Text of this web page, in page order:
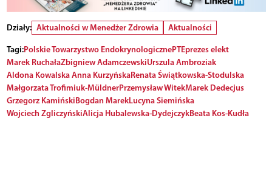
Działy: Aktualności w Menedżer Zdrowia
Aktualności
Tagi:Polskie Towarzystwo EndokrynologicznePTEprezes elekt
Marek RuchałaZbigniew AdamczewskiUrszula Ambroziak
Aldona KowalskaAnna KurzyńskaRenata Świątkowska-Stodulska
Małgorzata Trofimiuk-MüldnerPrzemysław WitekMarek Dedecjus
Grzegorz KamińskiBogdan MarekLucyna Siemińska
Wojciech ZgliczyńskiAlicja Hubalewska-DydejczykBeata Kos-Kudła